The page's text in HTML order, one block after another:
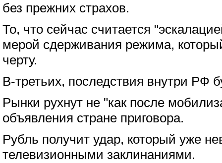
без прежних страхов.
То, что сейчас считается
мерой сдерживания режима,
черту.
В-третьих, последствия внутри РФ
Рынки рухнут не "как после
объявления стране приговора.
Рубль получит удар, который уже
телевизионными заклинаниями.